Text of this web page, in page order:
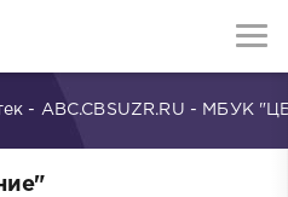
- ABC.CBSUZR.RU - МБУК